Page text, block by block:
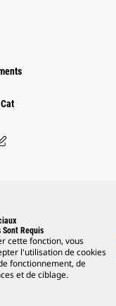
Sont Requis
cette fonction, vous
l'utilisation de cookies
fonctionnement, de
et de ciblage.